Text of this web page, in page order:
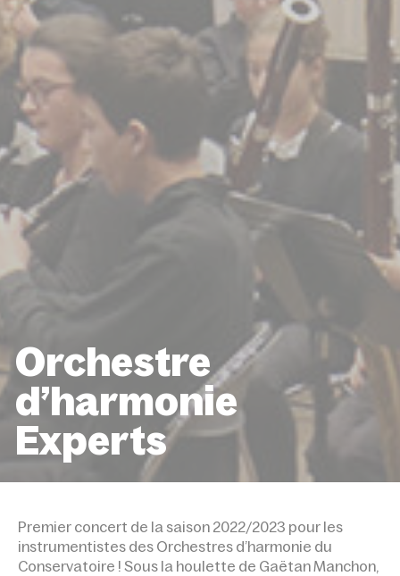
Orchestre
d’harmonie
Experts
Premier concert de la saison 2022/2023 pour les
instrumentistes des Orchestres d’harmonie du
Conservatoire ! Sous la houlette de Gaëtan Manchon,